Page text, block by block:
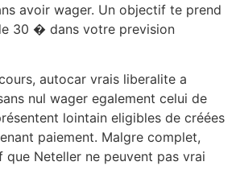
avoir wager. Un objectif te prend
30 � dans votre prevision
autocar vrais liberalite a
nul wager egalement celui de
lointain eligibles de créées
paiement. Malgre complet,
que Neteller ne peuvent pas vrai